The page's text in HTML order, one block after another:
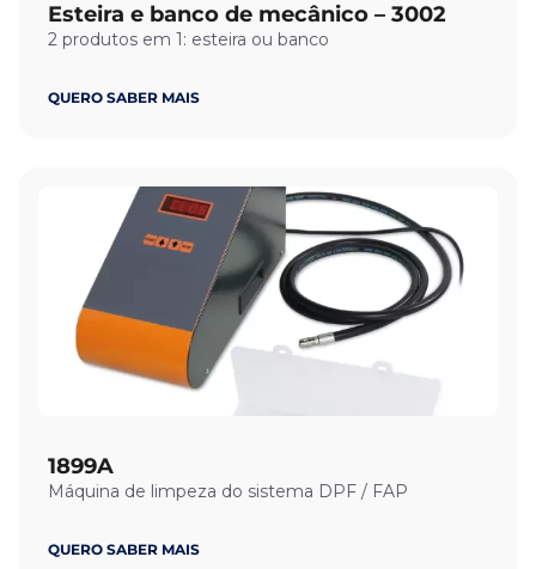
Esteira e banco de mecânico – 3002
2 produtos em 1: esteira ou banco
QUERO SABER MAIS
1899A
Máquina de limpeza do sistema DPF / FAP
QUERO SABER MAIS